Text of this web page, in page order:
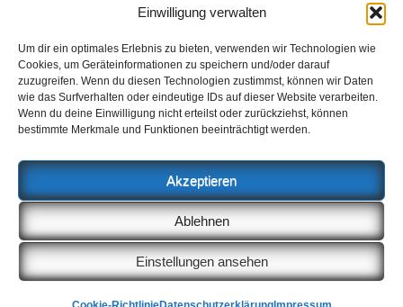
Einwilligung verwalten
Um dir ein optimales Erlebnis zu bieten, verwenden wir Technologien wie
Cookies, um Geräteinformationen zu speichern und/oder darauf
zuzugreifen. Wenn du diesen Technologien zustimmst, können wir Daten
wie das Surfverhalten oder eindeutige IDs auf dieser Website verarbeiten.
Wenn du deine Einwilligung nicht erteilst oder zurückziehst, können
bestimmte Merkmale und Funktionen beeinträchtigt werden.
Akzeptieren
Ablehnen
Einstellungen ansehen
Klaus Wowereit kneipe
Neukölln Oliver Nöll Oranienplatz Piraten Piratenpartei Polizeimeldungen
Redaktionsgespräch Senat SPD
Archiv
Archiv
Impressum
Datenschutzerklärung
Anzeigen
Cookie-Richtlinie (EU)